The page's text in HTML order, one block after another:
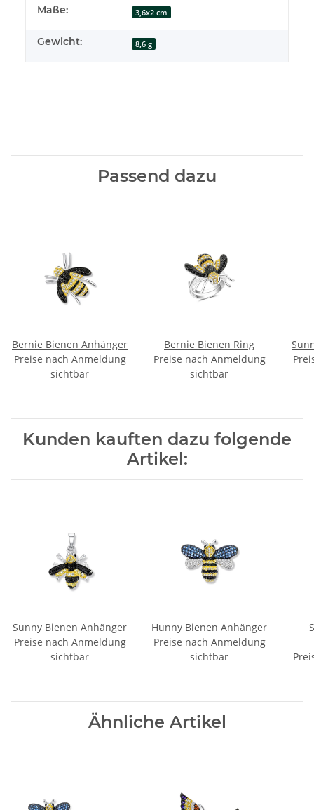
Maße: 3,6x2 cm
Gewicht: 8,6 g
Passend dazu
Bernie Bienen Anhänger
Preise nach Anmeldung
sichtbar
Bernie Bienen Ring
Preise nach Anmeldung
sichtbar
Kunden kauften dazu folgende
Artikel:
Sunny Bienen Anhänger
Preise nach Anmeldung
sichtbar
Hunny Bienen Anhänger
Preise nach Anmeldung
sichtbar
Ähnliche Artikel